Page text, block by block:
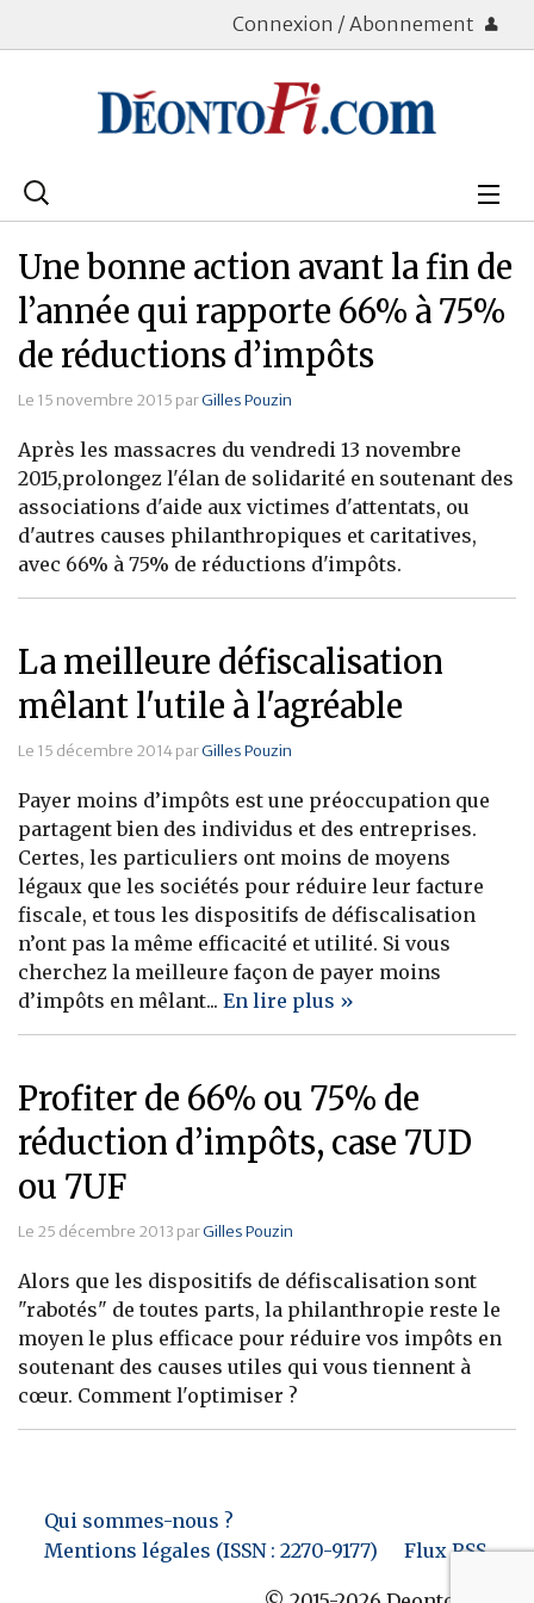
Connexion / Abonnement
Rechercher
Bourse
Placements
Assurance Vie
Patrimoine
Immobilier
Banque
Une bonne action avant la fin de
l’année qui rapporte 66% à 75%
de réductions d’impôts
Le 15 novembre 2015 parGilles Pouzin
Après les massacres du vendredi 13 novembre
2015,prolongez l'élan de solidarité en soutenant des
associations d'aide aux victimes d'attentats, ou
d'autres causes philanthropiques et caritatives,
avec 66% à 75% de réductions d'impôts.
La meilleure défiscalisation
mêlant l'utile à l'agréable
Le 15 décembre 2014 parGilles Pouzin
Payer moins d’impôts est une préoccupation que
partagent bien des individus et des entreprises.
Certes, les particuliers ont moins de moyens
légaux que les sociétés pour réduire leur facture
fiscale, et tous les dispositifs de défiscalisation
n’ont pas la même efficacité et utilité. Si vous
cherchez la meilleure façon de payer moins
d’impôts en mêlant... En lire plus »
Profiter de 66% ou 75% de
réduction d’impôts, case 7UD
ou 7UF
Le 25 décembre 2013 parGilles Pouzin
Alors que les dispositifs de défiscalisation sont
"rabotés" de toutes parts, la philanthropie reste le
moyen le plus efficace pour réduire vos impôts en
soutenant des causes utiles qui vous tiennent à
cœur. Comment l'optimiser ?
Qui sommes-nous ?
Mentions légales (ISSN : 2270-9177)
Flux RSS